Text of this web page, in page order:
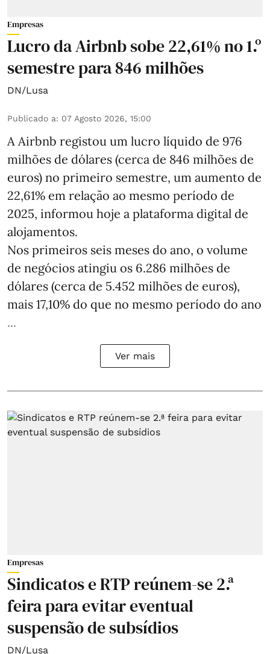
Empresas
Lucro da Airbnb sobe 22,61% no 1.º
semestre para 846 milhões
DN/Lusa
Publicado a: 07 Agosto 2026, 15:00
A Airbnb registou um lucro líquido de 976
milhões de dólares (cerca de 846 milhões de
euros) no primeiro semestre, um aumento de
22,61% em relação ao mesmo período de
2025, informou hoje a plataforma digital de
alojamentos.
Nos primeiros seis meses do ano, o volume
de negócios atingiu os 6.286 milhões de
dólares (cerca de 5.452 milhões de euros),
mais 17,10% do que no mesmo período do ano
...
Ver mais
Empresas
Sindicatos e RTP reúnem-se 2.ª
feira para evitar eventual
suspensão de subsídios
DN/Lusa